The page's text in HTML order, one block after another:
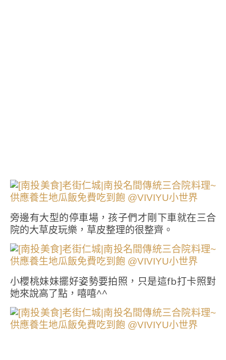
旁邊有大型的停車場，孩子們才剛下車就在三合
院的大草皮玩樂，草皮整理的很整齊。
小櫻桃妹妹擺好姿勢要拍照，只是這fb打卡照對
她來說高了點，嘻嘻^^